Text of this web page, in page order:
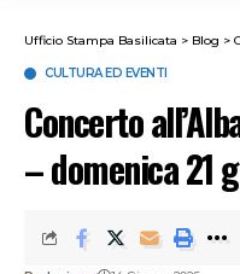
Ufficio Stampa Basilicata > Blog >
CULTURA ED EVENTI
Concerto
– domenica 21